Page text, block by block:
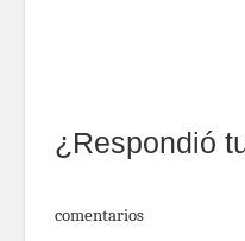
¿Respondió
comentarios